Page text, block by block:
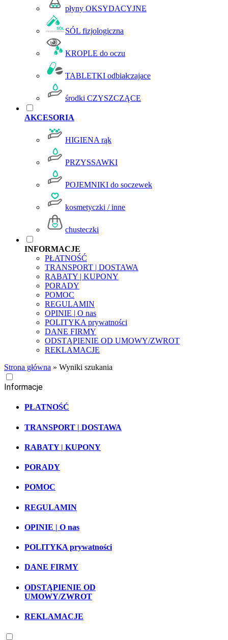
płyny OKSYDACYJNE
SÓL fizjologiczna
KROPLE do oczu
TABLETKI odbiałczajace
środki CZYSZCZĄCE
AKCESORIA
HIGIENA rąk
PRZYSSAWKI
POJEMNIKI do soczewek
kosmetyczki / inne
chusteczki
INFORMACJE
PŁATNOŚĆ
TRANSPORT | DOSTAWA
RABATY | KUPONY
PORADY
POMOC
REGULAMIN
OPINIE | O nas
POLITYKA prywatności
DANE FIRMY
ODSTĄPIENIE OD UMOWY/ZWROT
REKLAMACJE
Strona główna » Wyniki szukania
Informacje
PŁATNOŚĆ
TRANSPORT | DOSTAWA
RABATY | KUPONY
PORADY
POMOC
REGULAMIN
OPINIE | O nas
POLITYKA prywatności
DANE FIRMY
ODSTĄPIENIE OD
UMOWY/ZWROT
REKLAMACJE